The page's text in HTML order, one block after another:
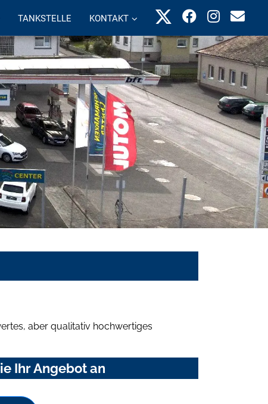
TANKSTELLE KONTAKT
aber qualitativ hochwertiges
Ihr Angebot an